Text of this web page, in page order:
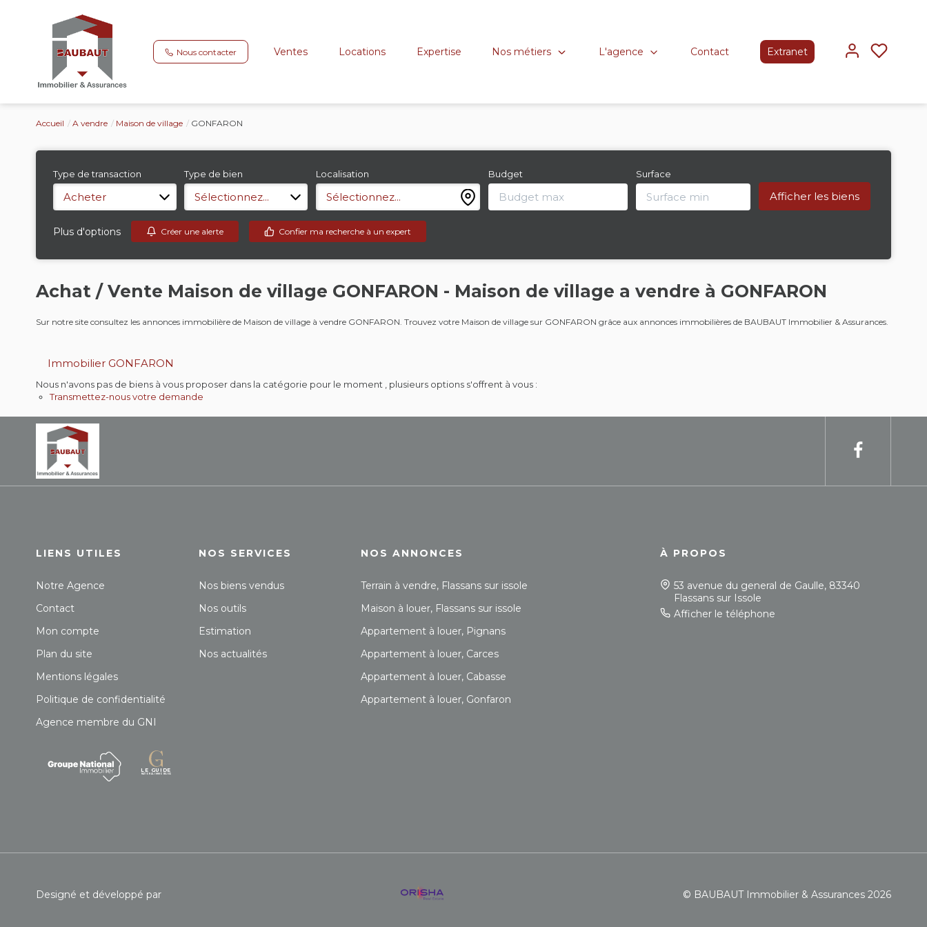
Nous contacter Ventes Locations Expertise Nos métiers L'agence Contact Extranet
Accueil A vendre Maison de village GONFARON
Type de transaction
Acheter
Type de bien
Sélectionnez...
Localisation
Sélectionnez...
Budget Surface
Plus d'options Créer une alerte Confier ma recherche à un expert
Achat / Vente Maison de village GONFARON - Maison de village a vendre à GONFARON
Sur notre site consultez les annonces immobilière de Maison de village à vendre GONFARON. Trouvez votre Maison de village sur GONFARON grâce aux annonces immobilières de BAUBAUT Immobilier & Assurances.
Immobilier GONFARON
Nous n'avons pas de biens à vous proposer dans la catégorie pour le moment , plusieurs options s'offrent à vous :
Transmettez-nous votre demande
LIENS UTILES
Notre Agence
Contact
Mon compte
Plan du site
Mentions légales
Politique de confidentialité
Agence membre du GNI
NOS SERVICES
Nos biens vendus
Nos outils
Estimation
Nos actualités
NOS ANNONCES
Terrain à vendre, Flassans sur issole
Maison à louer, Flassans sur issole
Appartement à louer, Pignans
Appartement à louer, Carces
Appartement à louer, Cabasse
Appartement à louer, Gonfaron
À PROPOS
53 avenue du general de Gaulle, 83340
Flassans sur Issole
Afficher le téléphone
Designé et développé par © BAUBAUT Immobilier & Assurances 2026